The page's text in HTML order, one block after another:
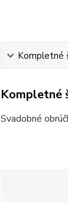
Kompletné
Kompletné
Svadobné